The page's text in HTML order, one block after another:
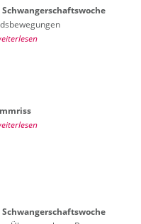
Schwan­ger­schafts­wo­che
Schwan­ger­schafts­wo­che